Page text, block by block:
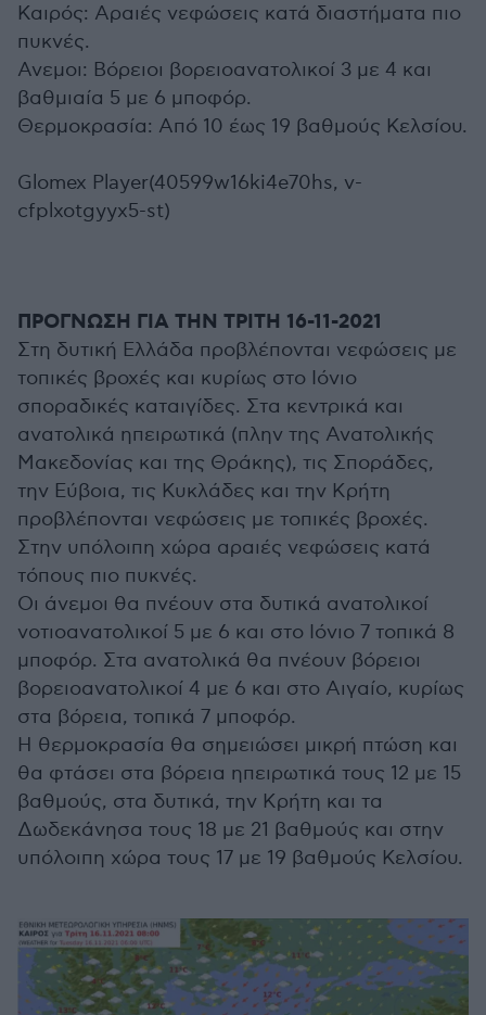
Καιρός: Αραιές νεφώσεις κατά διαστήματα πιο
πυκνές.
Ανεμοι: Βόρειοι βορειοανατολικοί 3 με 4 και
βαθμιαία 5 με 6 μποφόρ.
Θερμοκρασία: Από 10 έως 19 βαθμούς Κελσίου.
Glomex Player(40599w16ki4e70hs, v-
cfplxotgyyx5-st)
ΠΡΟΓΝΩΣΗ ΓΙΑ ΤΗΝ ΤΡΙΤΗ 16-11-2021
Στη δυτική Ελλάδα προβλέπονται νεφώσεις με
τοπικές βροχές και κυρίως στο Ιόνιο
σποραδικές καταιγίδες. Στα κεντρικά και
ανατολικά ηπειρωτικά (πλην της Ανατολικής
Μακεδονίας και της Θράκης), τις Σποράδες,
την Εύβοια, τις Κυκλάδες και την Κρήτη
προβλέπονται νεφώσεις με τοπικές βροχές.
Στην υπόλοιπη χώρα αραιές νεφώσεις κατά
τόπους πιο πυκνές.
Οι άνεμοι θα πνέουν στα δυτικά ανατολικοί
νοτιοανατολικοί 5 με 6 και στο Ιόνιο 7 τοπικά 8
μποφόρ. Στα ανατολικά θα πνέουν βόρειοι
βορειοανατολικοί 4 με 6 και στο Αιγαίο, κυρίως
στα βόρεια, τοπικά 7 μποφόρ.
Η θερμοκρασία θα σημειώσει μικρή πτώση και
θα φτάσει στα βόρεια ηπειρωτικά τους 12 με 15
βαθμούς, στα δυτικά, την Κρήτη και τα
Δωδεκάνησα τους 18 με 21 βαθμούς και στην
υπόλοιπη χώρα τους 17 με 19 βαθμούς Κελσίου.